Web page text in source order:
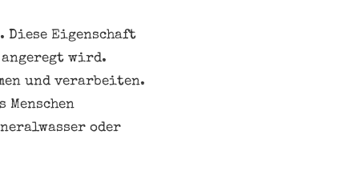
Diese Eigenschaft
angeregt wird.
und verarbeiten.
oder